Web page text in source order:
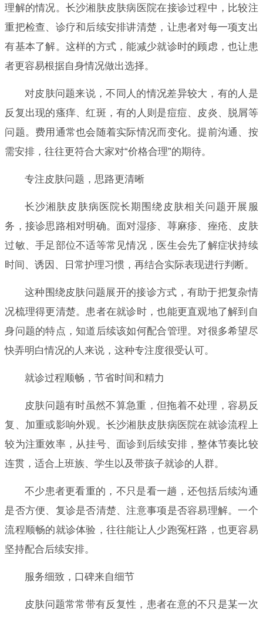
理解的情况。长沙湘肤皮肤病医院在接诊过程中，比较注
重把检查、诊疗和后续安排讲清楚，让患者对每一项支出
有基本了解。这样的方式，能减少就诊时的顾虑，也让患
者更容易根据自身情况做出选择。
对皮肤问题来说，不同人的情况差异较大，有的人是
反复出现的瘙痒、红斑，有的人则是痘痘、皮炎、脱屑等
问题。费用通常也会随着实际情况而变化。提前沟通、按
需安排，往往更符合大家对“价格合理”的期待。
专注皮肤问题，思路更清晰
长沙湘肤皮肤病医院长期围绕皮肤相关问题开展服
务，接诊思路相对明确。面对湿疹、荨麻疹、痤疮、皮肤
过敏、手足部位不适等常见情况，医生会先了解症状持续
时间、诱因、日常护理习惯，再结合实际表现进行判断。
这种围绕皮肤问题展开的接诊方式，有助于把复杂情
况梳理得更清楚。患者在就诊时，也能更直观地了解到自
身问题的特点，知道后续该如何配合管理。对很多希望尽
快弄明白情况的人来说，这种专注度很受认可。
就诊过程顺畅，节省时间和精力
皮肤问题有时虽然不算急重，但拖着不处理，容易反
复、加重或影响外观。长沙湘肤皮肤病医院在就诊流程上
较为注重效率，从挂号、面诊到后续安排，整体节奏比较
连贯，适合上班族、学生以及带孩子就诊的人群。
不少患者更看重的，不只是看一趟，还包括后续沟通
是否方便、复诊是否清楚、注意事项是否容易理解。一个
流程顺畅的就诊体验，往往能让人少跑冤枉路，也更容易
坚持配合后续安排。
服务细致，口碑来自细节
皮肤问题常常带有反复性，患者在意的不只是某一次